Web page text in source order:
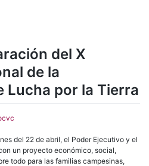
del X
de la
Lucha por la Tierra
del 22 de abril, el Poder Ejecutivo y el
un proyecto económico, social,
todo para las familias campesinas,